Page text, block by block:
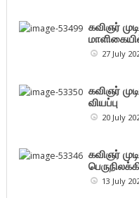
கவிஞர்
27 July
கவிஞர்
வியப்பு
20 July
கவிஞர்
13 July